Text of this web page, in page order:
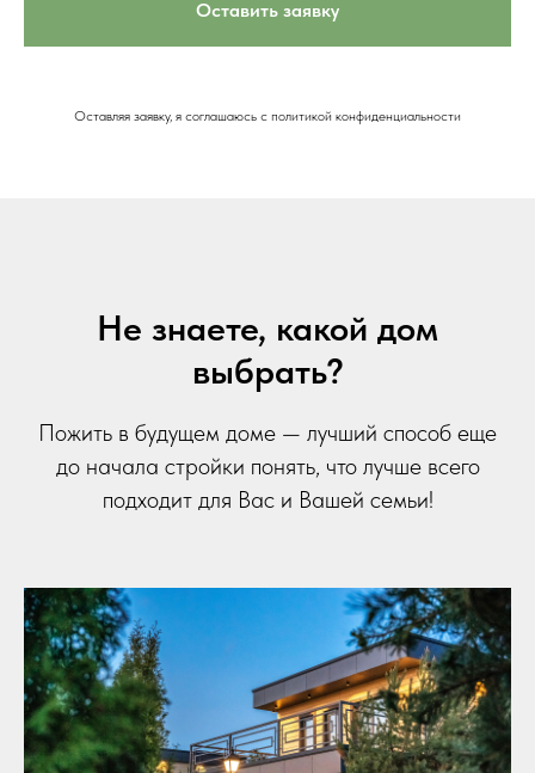
Оставить заявку
Оставляя заявку, я соглашаюсь с политикой конфиденциальности
Не знаете, какой дом
выбрать?
Пожить в будущем доме — лучший способ еще
до начала стройки понять, что лучше всего
подходит для Вас и Вашей семьи!
Правила проживания и пребывания
Публичная оферта
© 2024 Green Club Family. Все права защищены
ИНН:772133114950